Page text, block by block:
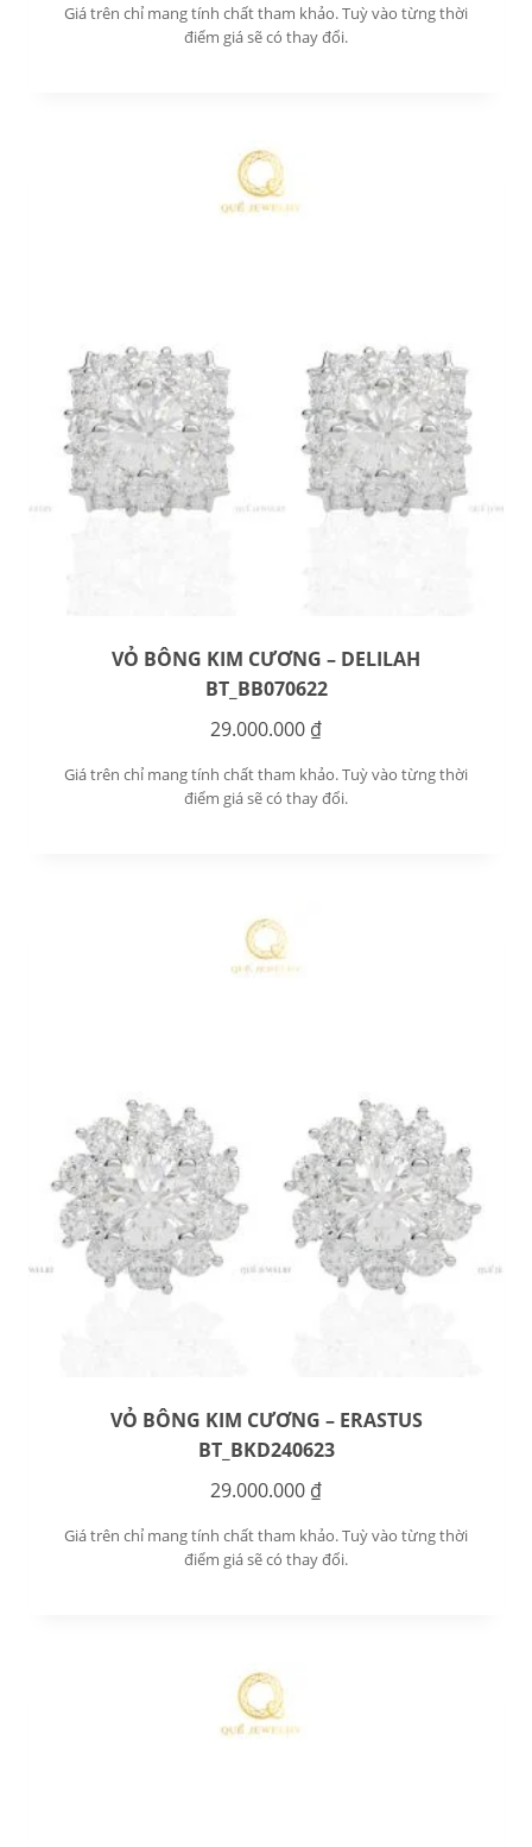
Giá trên chỉ mang tính chất tham khảo. Tuỳ vào từng thời
điểm giá sẽ có thay đổi.
VỎ BÔNG KIM CƯƠNG – DELILAH
BT_BB070622
29.000.000 ₫
Giá trên chỉ mang tính chất tham khảo. Tuỳ vào từng thời
điểm giá sẽ có thay đổi.
VỎ BÔNG KIM CƯƠNG – ERASTUS
BT_BKD240623
29.000.000 ₫
Giá trên chỉ mang tính chất tham khảo. Tuỳ vào từng thời
điểm giá sẽ có thay đổi.